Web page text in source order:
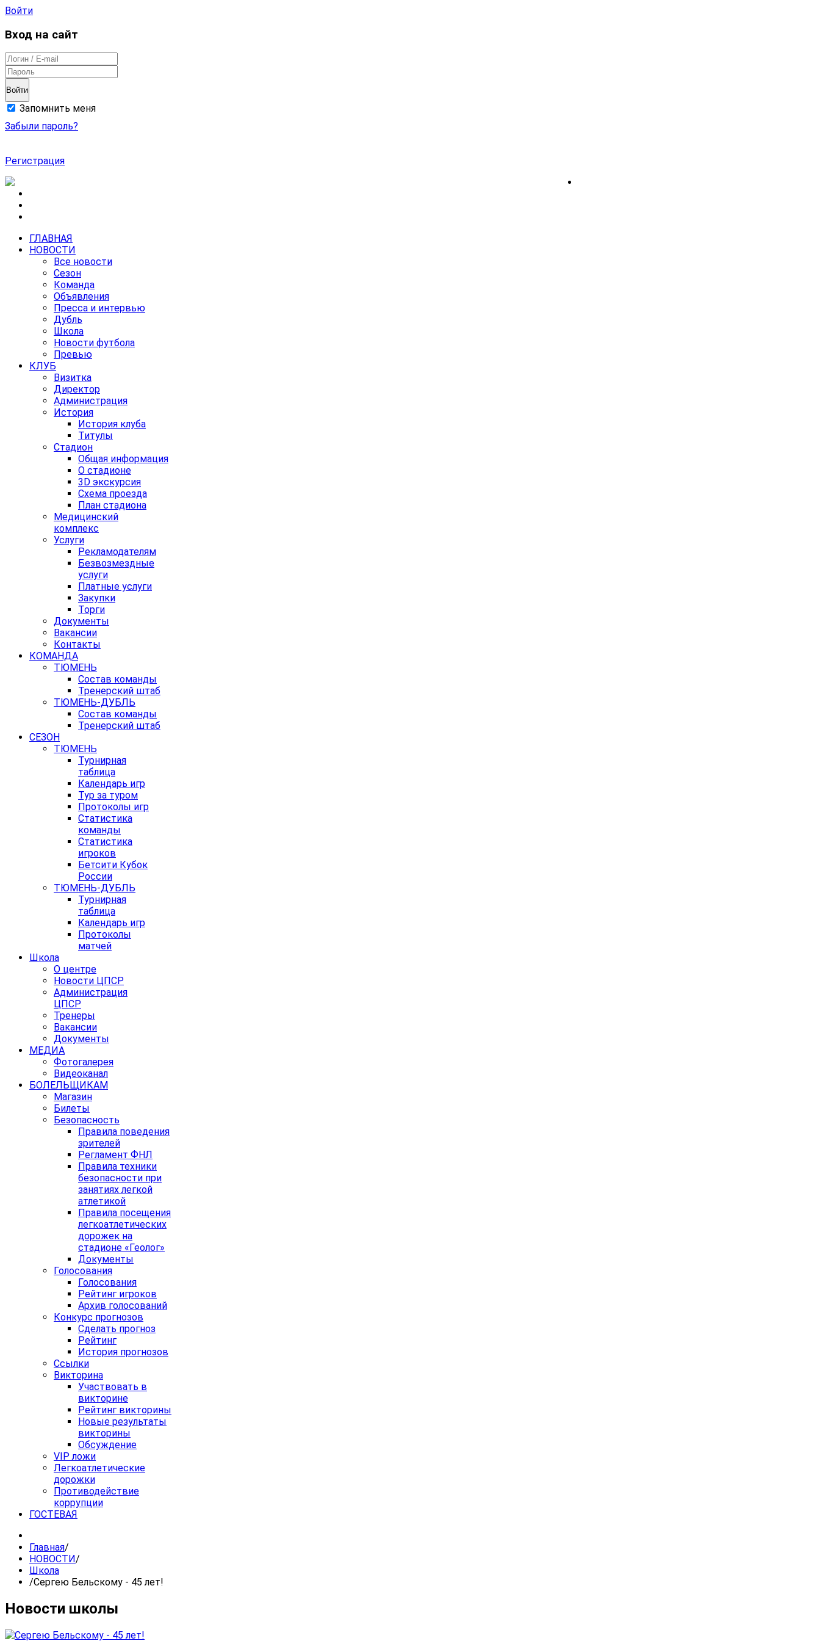
Войти
Вход на сайт
Войти
Запомнить меня
Забыли пароль?
Регистрация
ГЛАВНАЯ
НОВОСТИ
Все новости
Сезон
Команда
Объявления
Пресса и интервью
Дубль
Школа
Новости футбола
Превью
КЛУБ
Визитка
Директор
Администрация
История
История клуба
Титулы
Стадион
Общая информация
О стадионе
3D экскурсия
Схема проезда
План стадиона
Медицинский
комплекс
Услуги
Рекламодателям
Безвозмездные
услуги
Платные услуги
Закупки
Торги
Документы
Вакансии
Контакты
КОМАНДА
ТЮМЕНЬ
Состав команды
Тренерский штаб
ТЮМЕНЬ-ДУБЛЬ
Состав команды
Тренерский штаб
СЕЗОН
ТЮМЕНЬ
Турнирная
таблица
Календарь игр
Тур за туром
Протоколы игр
Статистика
команды
Статистика
игроков
Бетсити Кубок
России
ТЮМЕНЬ-ДУБЛЬ
Турнирная
таблица
Календарь игр
Протоколы
матчей
Школа
О центре
Новости ЦПСР
Администрация
ЦПСР
Тренеры
Вакансии
Документы
МЕДИА
Фотогалерея
Видеоканал
БОЛЕЛЬЩИКАМ
Магазин
Билеты
Безопасность
Правила поведения
зрителей
Регламент ФНЛ
Правила техники
безопасности при
занятиях легкой
атлетикой
Правила посещения
легкоатлетических
дорожек на
стадионе «Геолог»
Документы
Голосования
Голосования
Рейтинг игроков
Архив голосований
Конкурс прогнозов
Сделать прогноз
Рейтинг
История прогнозов
Ссылки
Викторина
Участвовать в
викторине
Рейтинг викторины
Новые результаты
викторины
Обсуждение
VIP ложи
Легкоатлетические
дорожки
Противодействие
коррупции
ГОСТЕВАЯ
Главная/
НОВОСТИ/
Школа
/Сергею Бельскому - 45 лет!
Новости школы